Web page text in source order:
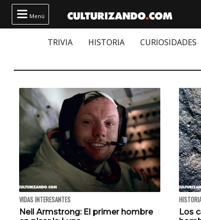
 Menú
TRIVIA HISTORIA CURIOSIDADES
VIDAS INTERESANTES
Neil Armstrong: El primer hombre
Los